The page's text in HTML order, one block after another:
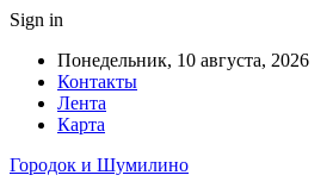
Sign in
Понедельник, 10 августа, 2026
Контакты
Лента
Карта
Городок и Шумилино